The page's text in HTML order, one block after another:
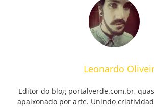
Leonardo
Editor do blog portalverde.com.br,
apaixonado por arte. Unindo